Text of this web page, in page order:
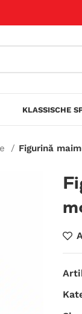
KLASSISCHE
Figurină